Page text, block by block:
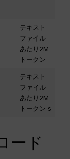
テキスト
ファイル
あたり2M
トークン
テキスト
ファイル
あたり2M
トークン s
ード